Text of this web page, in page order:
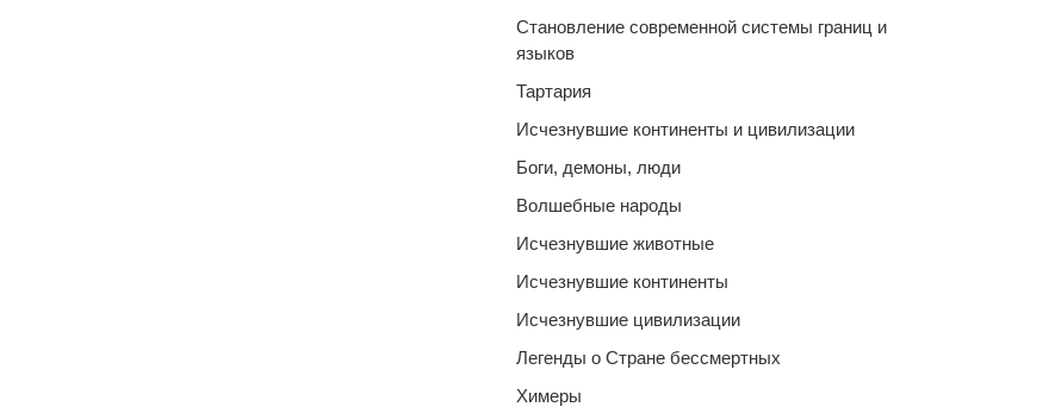
Становление современной системы границ и
языков
Тартария
Исчезнувшие континенты и цивилизации
Боги, демоны, люди
Волшебные народы
Исчезнувшие животные
Исчезнувшие континенты
Исчезнувшие цивилизации
Легенды о Стране бессмертных
Химеры